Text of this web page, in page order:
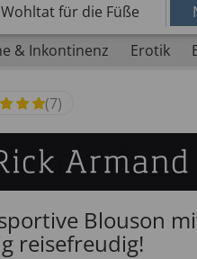
Wohltat für die Füße
& Inkontinenz Erotik
(7)
Blouson
reisefreudig!